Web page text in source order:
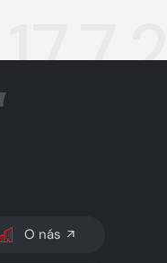
SVĚTLÝ/TMAVÝ REŽIM
O nás